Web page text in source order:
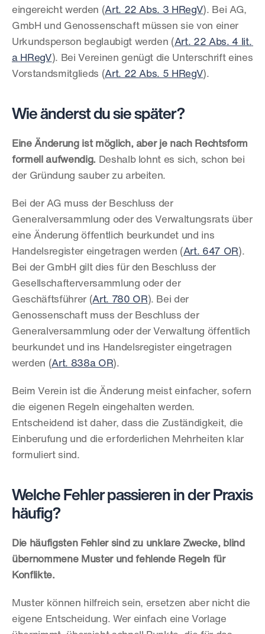
eingereicht werden (Art. 22 Abs. 3 HRegV). Bei AG,
GmbH und Genossenschaft müssen sie von einer
Urkundsperson beglaubigt werden (Art. 22 Abs. 4 lit.
a HRegV). Bei Vereinen genügt die Unterschrift eines
Vorstandsmitglieds (Art. 22 Abs. 5 HRegV).
Wie änderst du sie später?
Eine Änderung ist möglich, aber je nach Rechtsform
formell aufwendig. Deshalb lohnt es sich, schon bei
der Gründung sauber zu arbeiten.
Bei der AG muss der Beschluss der
Generalversammlung oder des Verwaltungsrats über
eine Änderung öffentlich beurkundet und ins
Handelsregister eingetragen werden (Art. 647 OR).
Bei der GmbH gilt dies für den Beschluss der
Gesellschafterversammlung oder der
Geschäftsführer (Art. 780 OR). Bei der
Genossenschaft muss der Beschluss der
Generalversammlung oder der Verwaltung öffentlich
beurkundet und ins Handelsregister eingetragen
werden (Art. 838a OR).
Beim Verein ist die Änderung meist einfacher, sofern
die eigenen Regeln eingehalten werden.
Entscheidend ist daher, dass die Zuständigkeit, die
Einberufung und die erforderlichen Mehrheiten klar
formuliert sind.
Welche Fehler passieren in der Praxis
häufig?
Die häufigsten Fehler sind zu unklare Zwecke, blind
übernommene Muster und fehlende Regeln für
Konflikte.
Muster können hilfreich sein, ersetzen aber nicht die
eigene Entscheidung. Wer einfach eine Vorlage